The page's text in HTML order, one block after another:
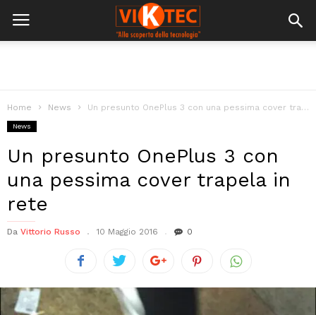
Home News Un presunto OnePlus 3 con una pessima cover trapela in rete
News
Un presunto OnePlus 3 con
una pessima cover trapela in
rete
Da Vittorio Russo 10 Maggio 2016 0